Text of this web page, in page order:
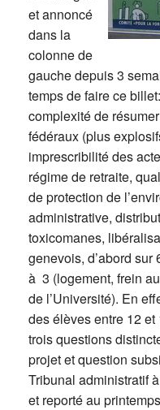
et annoncé
dans la
colonne de
gauche depuis 3
temps de faire ce
complexité de
fédéraux (plus
imprescribilité des
régime de retraite,
de protection de
administrative,
toxicomanes,
genevois, d’abord sur
à 3 (logement, frein
de l’Université). En
des élèves entre 12
trois questions
projet et question
Tribunal administratif
et reporté au